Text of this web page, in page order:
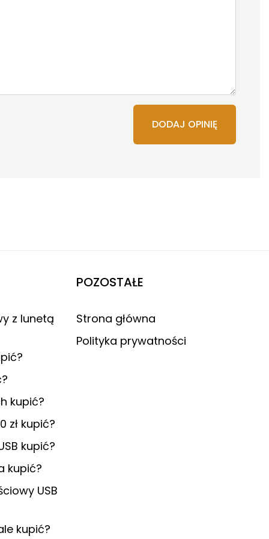
DODAJ OPINIĘ
z lunetą
kupić?
zł kupić?
kupić?
kupić?
USB
kupić?
POZOSTAŁE
Strona główna
Polityka prywatności